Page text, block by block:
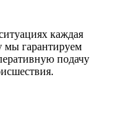
каждая
мы гарантируем
подачу